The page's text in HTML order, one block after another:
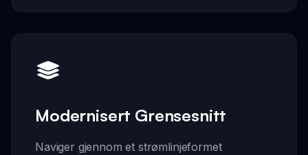
Modernisert Grensesnitt
Naviger gjennom et strømlinjeformet